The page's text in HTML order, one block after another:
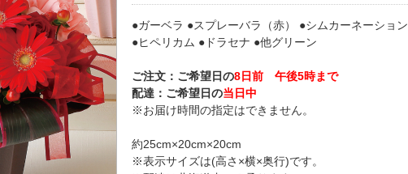
ご注文の確認・キャンセル
特定商取引法に基づく表示
よくあるご質問
●ガーベラ ●スプレーバラ（赤） ●シムカーネーション
●ヒペリカム ●ドラセナ ●他グリーン
ご注文：ご希望日の8日前 午後5時まで
配達：ご希望日の当日中
※お届け時間の指定はできません。
約25cm×20cm×20cm
※表示サイズは(高さ×横×奥行)です。